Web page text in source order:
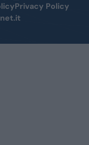
Privacy Policy